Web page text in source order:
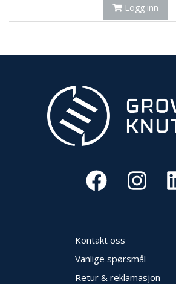
Logg inn
Kontakt oss
Vanlige spørsmål
Retur & reklamasjon